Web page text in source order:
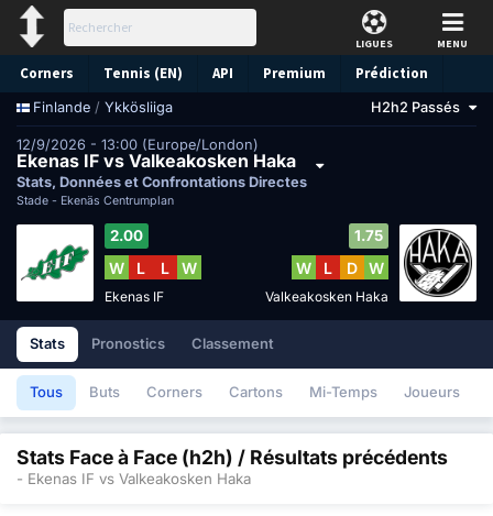
LIGUES MENU
Corners Tennis (EN) API Premium Prédiction
Finlande / Ykkösliiga H2h2 Passés
12/9/2026 - 13:00 (Europe/London)
Ekenas IF vs Valkeakosken Haka
Stats, Données et Confrontations Directes
Stade - Ekenäs Centrumplan
2.00
W L L W
Ekenas IF
1.75
W L D W
Valkeakosken Haka
Stats Pronostics Classement
Tous Buts Corners Cartons Mi-Temps Joueurs
Stats Face à Face (h2h) / Résultats précédents
- Ekenas IF vs Valkeakosken Haka